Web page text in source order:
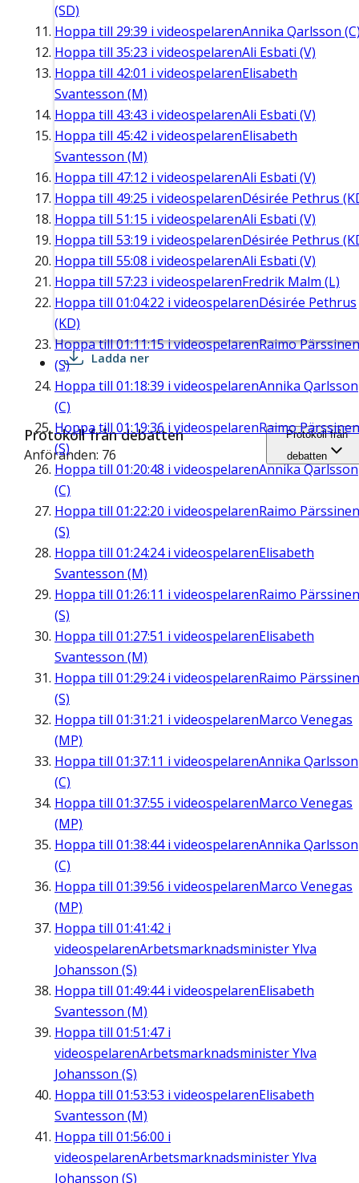
(SD)
Hoppa till 29:39 i videospelarenAnnika Qarlsson
Hoppa till 35:23 i videospelarenAli Esbati (V)
Hoppa till 42:01 i videospelarenElisabeth
Svantesson (M)
Hoppa till 43:43 i videospelarenAli Esbati (V)
Hoppa till 45:42 i videospelarenElisabeth
Svantesson (M)
Hoppa till 47:12 i videospelarenAli Esbati (V)
Hoppa till 49:25 i videospelarenDésirée Pethrus
Hoppa till 51:15 i videospelarenAli Esbati (V)
Hoppa till 53:19 i videospelarenDésirée Pethrus
Hoppa till 55:08 i videospelarenAli Esbati (V)
Hoppa till 57:23 i videospelarenFredrik Malm (L)
Hoppa till 01:04:22 i videospelarenDésirée Pethrus
(KD)
Hoppa till01:11:15i videospelarenRaimo Pärssinen
(S)
Hoppa till 01:18:39 i videospelarenAnnika Qarlsson
(C)
Hoppa till 01:19:36 i videospelarenRaimo Pärssinen
(S)
Hoppa till 01:20:48 i videospelarenAnnika Qarlsson
(C)
Hoppa till 01:22:20 i videospelarenRaimo Pärssinen
(S)
Hoppa till 01:24:24i videospelarenElisabeth
Svantesson (M)
Hoppa till 01:26:11 i videospelarenRaimo Pärssinen
(S)
Hoppa till 01:27:51 i videospelarenElisabeth
Svantesson (M)
Hoppa till 01:29:24i videospelarenRaimo Pärssinen
(S)
Hoppa till 01:31:21 i videospelarenMarco Venegas
(MP)
Hoppa till 01:37:11 i videospelarenAnnika Qarlsson
(C)
Hoppa till 01:37:55 i videospelarenMarco Venegas
(MP)
Hoppa till 01:38:44i videospelarenAnnika Qarlsson
(C)
Hoppa till 01:39:56 i videospelarenMarco Venegas
(MP)
Hoppa till 01:41:42 i
videospelarenArbetsmarknadsminister Ylva
Johansson (S)
Hoppa till 01:49:44i videospelarenElisabeth
Svantesson (M)
Hoppa till 01:51:47 i
videospelarenArbetsmarknadsminister Ylva
Johansson (S)
Hoppa till 01:53:53 i videospelarenElisabeth
Svantesson (M)
Hoppa till 01:56:00 i
videospelarenArbetsmarknadsminister Ylva
Johansson (S)
Ladda ner
Protokoll från debatten
Anföranden: 76
Protokoll från
debatten